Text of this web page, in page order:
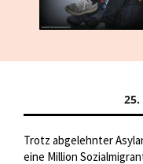
Trotz abgelehnter
eine Million